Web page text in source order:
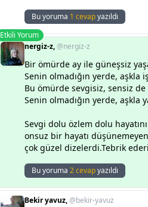
Bu yoruma 1 cevapyazıldı
Etkili Yorum
nergiz-z,@nergiz-z
Bir ömürde ay ile güneşsiz
Senin olmadığın yerde, aşkla
Bu ömürde sevgisiz, sensiz de
Senin olmadığın yerde, aşkla
Sevgi dolu özlem dolu
onsuz bir hayatı
çok güzel dizelerdi.Tebrik
Bu yoruma 2 cevapyazıldı
Bekir yavuz,@bekir-yavuz